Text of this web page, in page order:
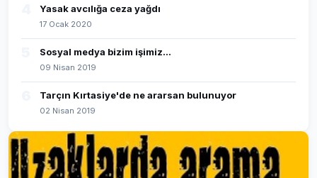
Yasak avcılığa ceza yağdı
17 Ocak 2020
Sosyal medya bizim işimiz...
09 Nisan 2019
Tarçın Kırtasiye'de ne ararsan bulunuyor
02 Nisan 2019